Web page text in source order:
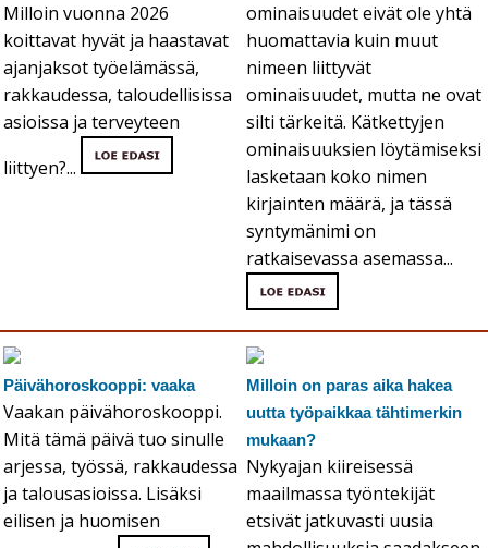
Milloin vuonna 2026
koittavat hyvät ja haastavat
ajanjaksot työelämässä,
rakkaudessa, taloudellisissa
asioissa ja terveyteen
liittyen?...
ominaisuudet eivät ole yhtä
huomattavia kuin muut
nimeen liittyvät
ominaisuudet, mutta ne ovat
silti tärkeitä. Kätkettyjen
ominaisuuksien löytämiseksi
lasketaan koko nimen
kirjainten määrä, ja tässä
syntymänimi on
ratkaisevassa asemassa...
Päivähoroskooppi: vaaka
Vaakan päivähoroskooppi.
Mitä tämä päivä tuo sinulle
arjessa, työssä, rakkaudessa
ja talousasioissa. Lisäksi
eilisen ja huomisen
Milloin on paras aika hakea
uutta työpaikkaa tähtimerkin
mukaan?
Nykyajan kiireisessä
maailmassa työntekijät
etsivät jatkuvasti uusia